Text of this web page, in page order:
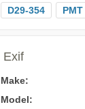
D29-354
PMT
Exif
Make:
Model: